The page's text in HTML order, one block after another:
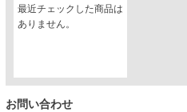
最近チェックした商品は
ありません。
お問い合わせ